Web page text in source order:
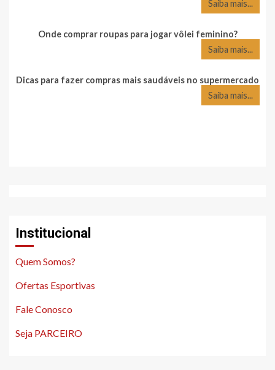
Saiba mais...
Onde comprar roupas para jogar vôlei feminino?
Saiba mais...
Dicas para fazer compras mais saudáveis no supermercado
Saiba mais...
Institucional
Quem Somos?
Ofertas Esportivas
Fale Conosco
Seja PARCEIRO